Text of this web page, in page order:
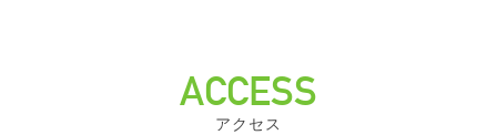
ACCESS
アクセス